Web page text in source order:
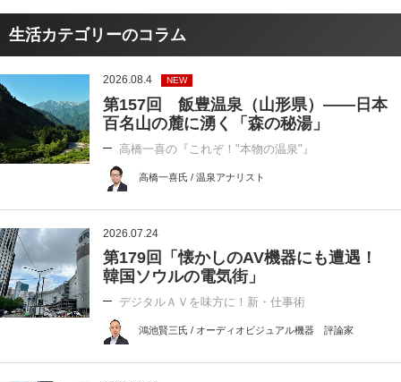
生活カテゴリーのコラム
2026.08.4 NEW
第157回 飯豊温泉（山形県）――日本
百名山の麓に湧く「森の秘湯」
高橋一喜の『これぞ！"本物の温泉"』
高橋一喜氏 / 温泉アナリスト
2026.07.24
第179回「懐かしのAV機器にも遭遇！
韓国ソウルの電気街」
デジタルＡＶを味方に！新・仕事術
鴻池賢三氏 / オーディオビジュアル機器 評論家